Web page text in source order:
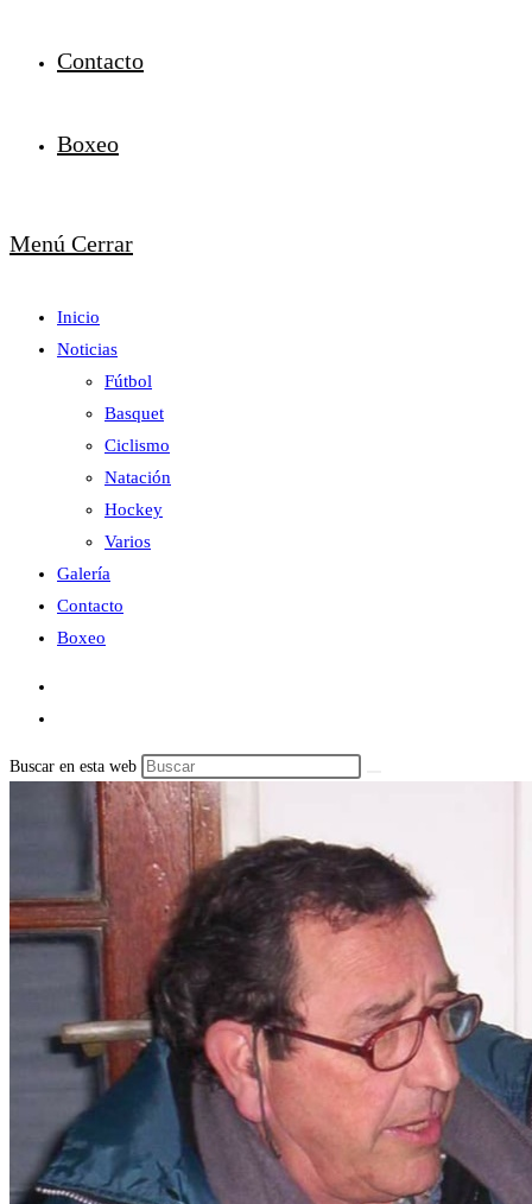
Contacto
Boxeo
Menú Cerrar
Inicio
Noticias
Fútbol
Basquet
Ciclismo
Natación
Hockey
Varios
Galería
Contacto
Boxeo
Buscar en esta web